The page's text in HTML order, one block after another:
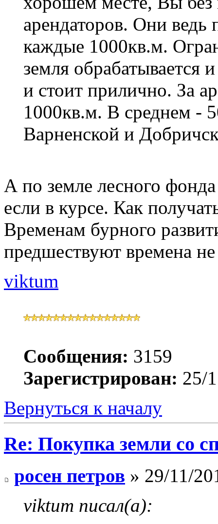
арендаторов. Они
каждые 1000кв.м.
земля
и стоит прилично. За
1000кв.м. В среднем -
Варненской и
А по земле лесного
если в курсе. Как
Временам бурного
предшествуют времена
viktum
Сообщения: 3159
Зарегистрирован: 25/
Вернуться к началу
Re: Покупка земли со
росен петров » 29/11/
viktum писал(а):